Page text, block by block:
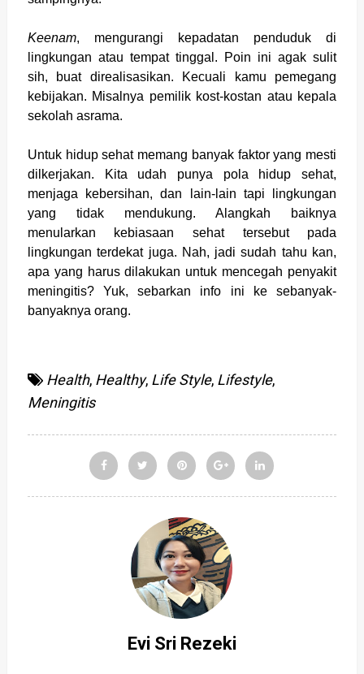
Keenam, mengurangi kepadatan penduduk di
lingkungan atau tempat tinggal. Poin ini agak sulit
sih, buat direalisasikan. Kecuali kamu pemegang
kebijakan. Misalnya pemilik kost-kostan atau kepala
sekolah asrama.
Untuk hidup sehat memang banyak faktor yang mesti
dilkerjakan. Kita udah punya pola hidup sehat,
menjaga kebersihan, dan lain-lain tapi lingkungan
yang tidak mendukung. Alangkah baiknya
menularkan kebiasaan sehat tersebut pada
lingkungan terdekat juga. Nah, jadi sudah tahu kan,
apa yang harus dilakukan untuk mencegah penyakit
meningitis? Yuk, sebarkan info ini ke sebanyak-
banyaknya orang.
Health, Healthy, Life Style, Lifestyle,
Meningitis
Evi Sri Rezeki